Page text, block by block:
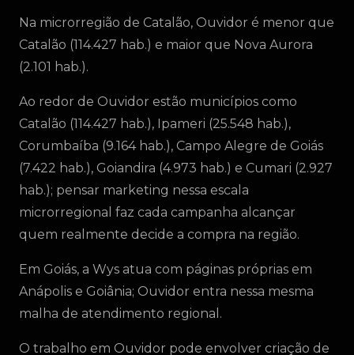
Na microrregião de Catalão, Ouvidor é menor que
Catalão (114.427 hab.) e maior que Nova Aurora
(2.101 hab.).
Ao redor de Ouvidor estão municípios como
Catalão (114.427 hab.), Ipameri (25.548 hab.),
Corumbaíba (9.164 hab.), Campo Alegre de Goiás
(7.422 hab.), Goiandira (4.973 hab.) e Cumari (2.927
hab.); pensar marketing nessa escala
microrregional faz cada campanha alcançar
quem realmente decide a compra na região.
Em Goiás, a Wys atua com páginas próprias em
Anápolis e Goiânia; Ouvidor entra nessa mesma
malha de atendimento regional.
O trabalho em Ouvidor pode envolver criação de